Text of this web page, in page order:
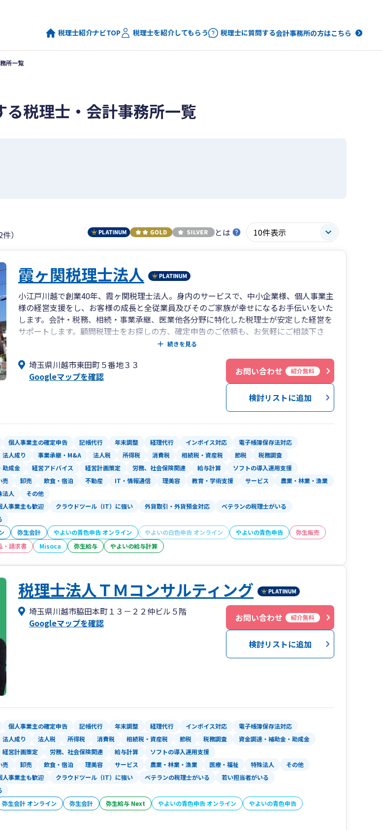
税理士紹介ナビTOP 税理士を紹介してもらう 税理士に質問する会計事務所の方はこちら
所一覧
税理士・会計事務所一覧
） とは
霞ヶ関税理士法人
小江戸川越で創業40年、霞ヶ関税理士法人。身内のサービスで、中小企業様、個人事業主
様の経営支援をし、お客様の成長と全従業員及びそのご家族が幸せになるお手伝いをいた
します。会計・税務、相続・事業承継、医業他各分野に特化した税理士が安定した経営を
サポートします。顧問税理士をお探しの方、確定申告のご依頼も、お気軽にご相談下さ
続きを見る
埼玉県川越市東田町５番地３３
Googleマップを確認
お問い合わせ 紹介無料
検討リストに追加
個人事業主の確定申告 記帳代行 年末調整 経理代行 インボイス対応
電子帳簿保存法対応
法人成り 事業承継・M&A 法人税 所得税 消費税 相続税・資産税 節税
税務調査
助成金
経営アドバイス 経営計画策定 労務、社会保険関連 給与計算 ソフトの導入運用支援
売 卸売 飲食・宿泊 不動産 IT・情報通信 理美容 教育・学術支援 サービス
農業・林業・漁業
法人 その他
人事業主も歓迎 クラウドツール（IT）に強い 外貨取引・外貨預金対応
ベテランの税理士がいる
弥生会計 やよいの青色申告 オンライン やよいの白色申告 オンライン やよいの青色申告
弥生販売
・請求書
Misoca 弥生給与 やよいの給与計算
税理士法人ＴＭコンサルティング
埼玉県川越市脇田本町１３－２２仲ビル５階
Googleマップを確認
お問い合わせ 紹介無料
検討リストに追加
個人事業主の確定申告 記帳代行 年末調整 経理代行 インボイス対応
電子帳簿保存法対応
法人成り 法人税 所得税 消費税 相続税・資産税 節税 税務調査
資金調達・補助金・助成金
経営計画策定 労務、社会保険関連 給与計算 ソフトの導入運用支援
売 卸売 飲食・宿泊 理美容 サービス 農業・林業・漁業 医療・福祉 特殊法人 その他
人事業主も歓迎 クラウドツール（IT）に強い ベテランの税理士がいる
若い担当者がいる
弥生会計 オンライン 弥生会計 弥生給与 Next やよいの青色申告 オンライン
やよいの青色申告